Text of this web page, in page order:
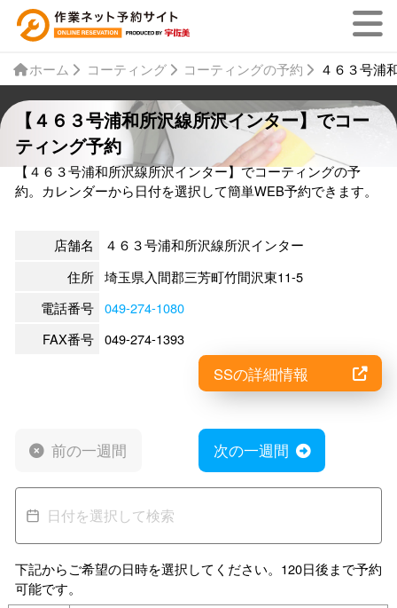
ホーム コーティング コーティングの予約 ４６３号浦
【４６３号浦和所沢線所沢インター】でコー
ティング予約
【４６３号浦和所沢線所沢インター】でコーティングの予
約。カレンダーから日付を選択して簡単WEB予約できます。
店舗名
４６３号浦和所沢線所沢インター
住所 埼玉県入間郡三芳町竹間沢東11-5
電話番号 049-274-1080
FAX番号 049-274-1393
SSの詳細情報
前の一週間 次の一週間
下記からご希望の日時を選択してください。120日後まで予約
可能です。